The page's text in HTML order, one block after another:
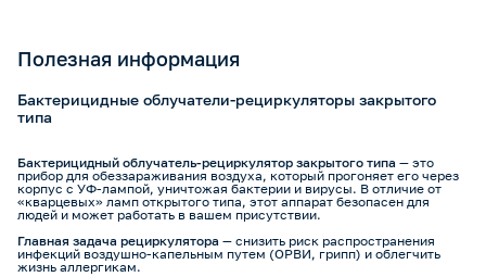
Полезная информация
Бактерицидные облучатели-рециркуляторы закрытого
типа
Бактерицидный облучатель-рециркулятор закрытого типа — это
прибор для обеззараживания воздуха, который прогоняет его через
корпус с УФ-лампой, уничтожая бактерии и вирусы. В отличие от
«кварцевых» ламп открытого типа, этот аппарат безопасен для
людей и может работать в вашем присутствии.
Главная задача рециркулятора — снизить риск распространения
инфекций воздушно-капельным путем (ОРВИ, грипп) и облегчить
жизнь аллергикам.